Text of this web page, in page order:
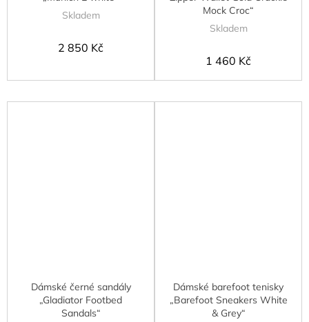
Skladem
2 850 Kč
Mock Croc“
Skladem
1 460 Kč
Dámské černé sandály
„Gladiator Footbed
Sandals“
Dámské barefoot tenisky
„Barefoot Sneakers White
& Grey“